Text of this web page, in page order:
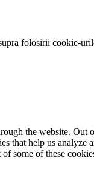
folosirii cookie-
the website. Out
that help us
some of these